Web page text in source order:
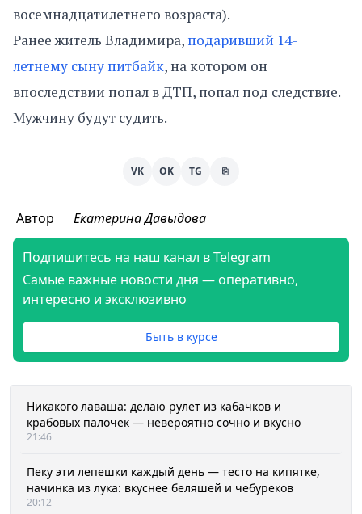
восемнадцатилетнего возраста).
Ранее житель Владимира, подаривший 14-
летнему сыну питбайк, на котором он
впоследствии попал в ДТП, попал под следствие.
Мужчину будут судить.
VK OK TG ⎘
Автор Екатерина Давыдова
Подпишитесь на наш канал в Telegram
Самые важные новости дня — оперативно,
интересно и эксклюзивно
Быть в курсе
Никакого лаваша: делаю рулет из кабачков и
крабовых палочек — невероятно сочно и вкусно
21:46
Пеку эти лепешки каждый день — тесто на кипятке,
начинка из лука: вкуснее беляшей и чебуреков
20:12